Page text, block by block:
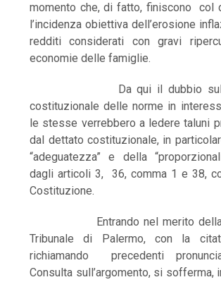
momento che, di fatto, finiscono col
l’incidenza obiettiva dell’erosione
redditi considerati con gravi
economie delle famiglie.
Da qui il dubbio sulla
costituzionale delle norme in
le stesse verrebbero a ledere taluni
dal dettato costituzionale, in
“adeguatezza” e della
dagli articoli 3, 36, comma 1 e 38,
Costituzione.
Entrando nel merito della
Tribunale di Palermo, con la
richiamando precedenti
Consulta sull’argomento, si sofferma,